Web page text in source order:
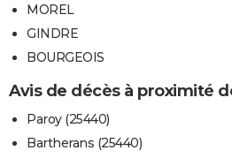
MOREL
GINDRE
BOURGEOIS
Avis de décès à proximité
Paroy (25440)
Bartherans (25440)